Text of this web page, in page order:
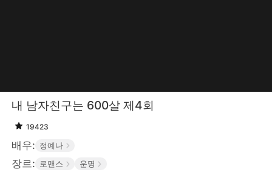
내 남자친구는 600살 제4회
19423
배우: 정예나
장르: 로맨스 운명